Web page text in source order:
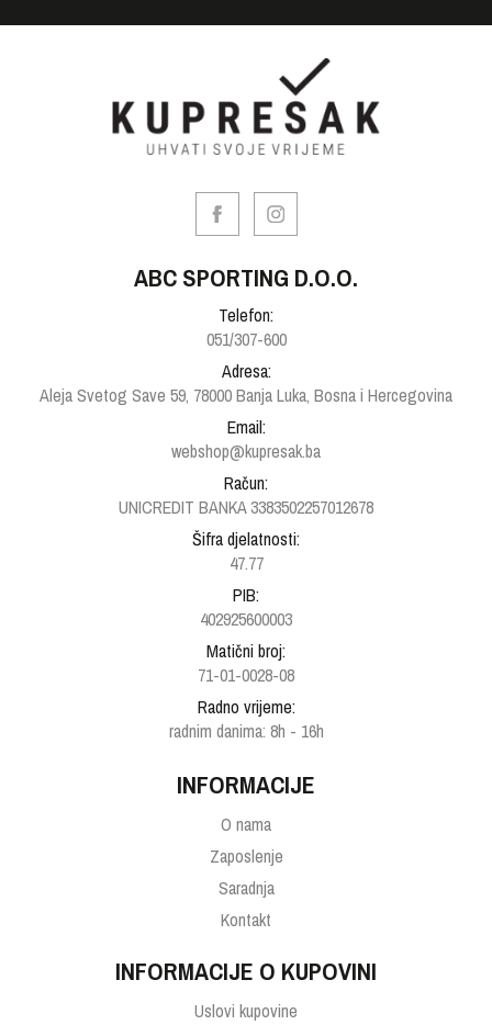
ABC SPORTING D.O.O.
Telefon:
051/307-600
Adresa:
Aleja Svetog Save 59, 78000 Banja Luka, Bosna i Hercegovina
Email:
webshop@kupresak.ba
Račun:
UNICREDIT BANKA 3383502257012678
Šifra djelatnosti:
47.77
PIB:
402925600003
Matični broj:
71-01-0028-08
Radno vrijeme:
radnim danima: 8h - 16h
INFORMACIJE
O nama
Zaposlenje
Saradnja
Kontakt
INFORMACIJE O KUPOVINI
Uslovi kupovine